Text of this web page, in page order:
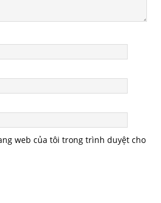
web của tôi trong trình duyệt cho